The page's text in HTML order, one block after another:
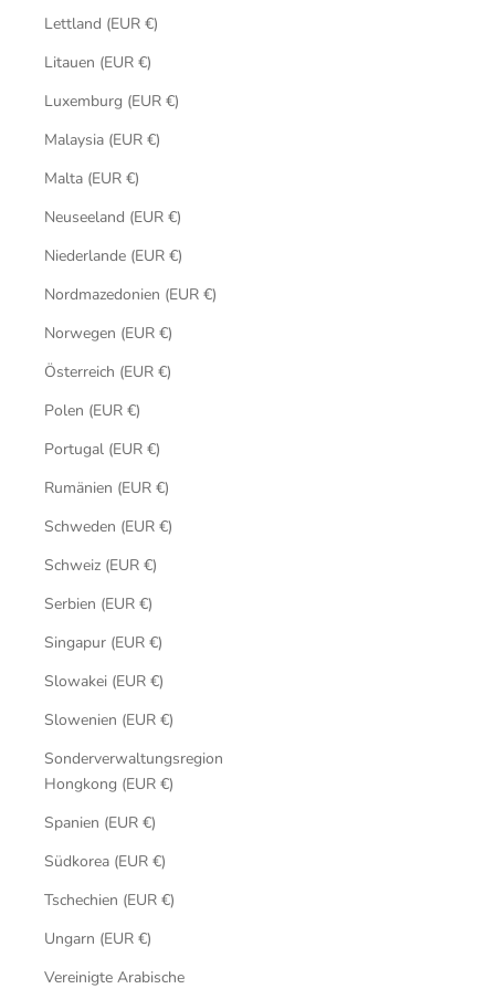
Lettland (EUR €)
Litauen (EUR €)
Luxemburg (EUR €)
Malaysia (EUR €)
Malta (EUR €)
Neuseeland (EUR €)
Niederlande (EUR €)
Nordmazedonien (EUR €)
Norwegen (EUR €)
Österreich (EUR €)
Polen (EUR €)
Portugal (EUR €)
Rumänien (EUR €)
Schweden (EUR €)
Schweiz (EUR €)
Serbien (EUR €)
Singapur (EUR €)
Slowakei (EUR €)
Slowenien (EUR €)
Sonderverwaltungsregion
Hongkong (EUR €)
Spanien (EUR €)
Südkorea (EUR €)
Tschechien (EUR €)
Ungarn (EUR €)
Vereinigte Arabische